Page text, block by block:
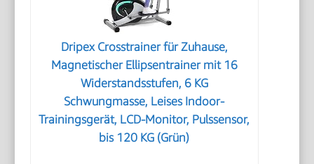
Dripex Crosstrainer für Zuhause,
Magnetischer Ellipsentrainer mit 16
Widerstandsstufen, 6 KG
Schwungmasse, Leises Indoor-
Trainingsgerät, LCD-Monitor, Pulssensor,
bis 120 KG (Grün)